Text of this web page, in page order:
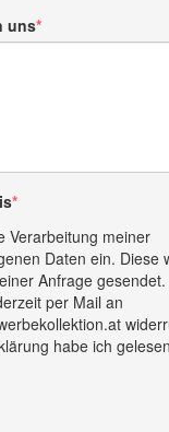
uns
Verarbeitung meiner
Daten ein. Diese
Anfrage
per Mail an
habe ich